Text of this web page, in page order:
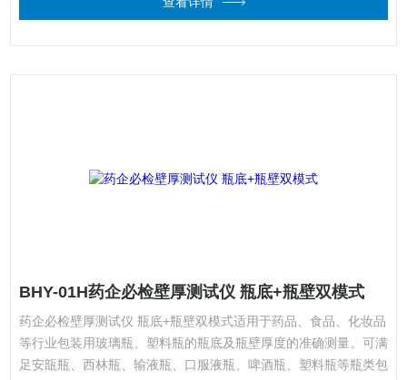
BHY-01H药企必检壁厚测试仪 瓶底+瓶壁双模式
药企必检壁厚测试仪 瓶底+瓶壁双模式适用于药品、食品、化妆品
等行业包装用玻璃瓶、塑料瓶的瓶底及瓶壁厚度的准确测量。可满
足安瓿瓶、西林瓶、输液瓶、口服液瓶、啤酒瓶、塑料瓶等瓶类包